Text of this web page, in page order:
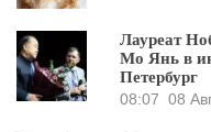
Лауреат
Мо Янь в
Петербург
08:07 08